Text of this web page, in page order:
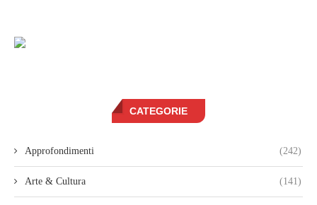
CATEGORIE
Approfondimenti (242)
Arte & Cultura (141)